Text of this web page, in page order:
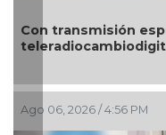
y emotivo convivio
festeja 17 años